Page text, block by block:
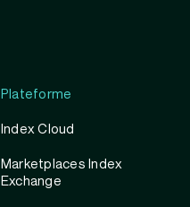
Plateforme
Index Cloud
Marketplaces Index
Exchange